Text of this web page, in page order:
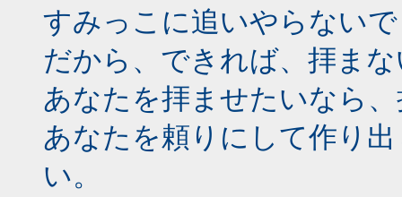
すみっこに追いやらない
だから、できれば、拝ま
あなたを拝ませたいなら
あなたを頼りにして作り
い。